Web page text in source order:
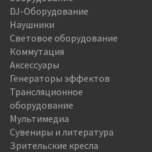
DJ-Оборудование
Наушники
Световое оборудование
Коммутация
Аксессуары
Генераторы эффектов
Трансляционное
оборудование
Мультимедиа
Сувениры и литература
Зрительские кресла